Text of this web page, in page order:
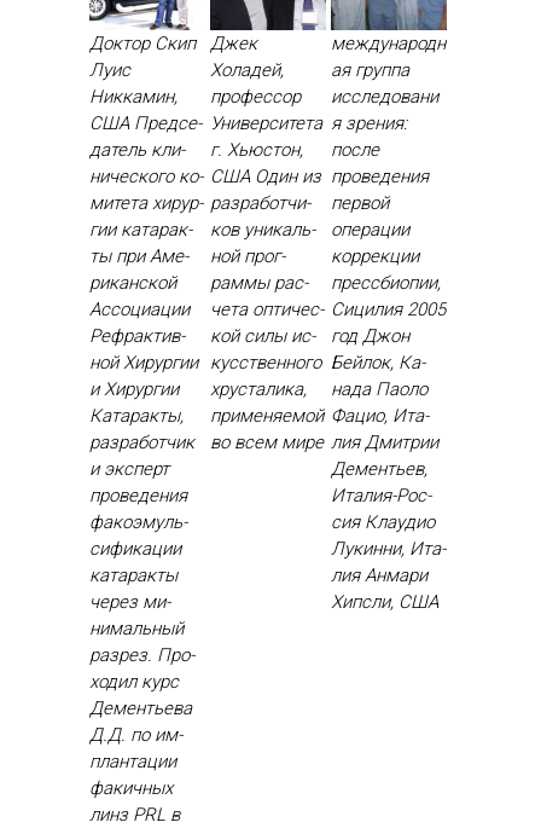
Доктор Скип
Луис
Никкамин,
США Пред­се­
датель кли­
ничес­ко­го ко­
мите­та хи­рур­
гии ка­тарак­
ты при Аме­
рикан­ской
Ас­со­ци­ации
Реф­рактив­
ной Хи­рур­гии
и Хи­рур­гии
Ка­тарак­ты,
раз­ра­бот­чик
и эк­сперт
про­веде­ния
фа­ко­эмуль­
си­фика­ции
ка­тарак­ты
че­рез ми­
нималь­ный
раз­рез. Про­
ходил курс
Де­менть­ева
Д.Д. по им­
план­та­ции
фа­кич­ных
линз PRL в
Джек
Холадей,
профессор
Университета
г. Хьюстон,
США Один из
раз­ра­бот­чи­
ков уни­каль­
ной прог­
раммы рас­
че­та оп­ти­чес­
кой си­лы ис­
кусс­твен­но­го
хрус­та­лика,
при­меня­емой
во всем ми­ре
международн
ая группа
исследовани
я зрения:
после
проведения
первой
операции
коррекции
прессбиопии,
Сицилия 2005
год Джон
Бей­лок, Ка­
нада Па­оло
Фа­цио, Ита­
лия Дмит­рии
Де­менть­ев,
Ита­лия-Рос­
сия Кла­удио
Лу­кин­ни, Ита­
лия Ан­ма­ри
Хип­сли, США